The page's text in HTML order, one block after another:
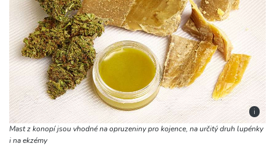
i
Mast z konopí jsou vhodné na opruzeniny pro kojence, na určitý druh lupénky
i na ekzémy